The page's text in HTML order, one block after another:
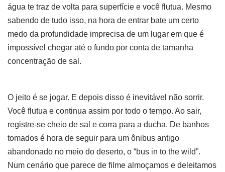
água te traz de volta para superfície e você flutua. Mesmo
sabendo de tudo isso, na hora de entrar bate um certo
medo da profundidade imprecisa de um lugar em que é
impossível chegar até o fundo por conta de tamanha
concentração de sal.
O jeito é se jogar. E depois disso é inevitável não sorrir.
Você flutua e continua assim por todo o tempo. Ao sair,
registre-se cheio de sal e corra para a ducha. De banhos
tomados é hora de seguir para um ônibus antigo
abandonado no meio do deserto, o “bus in to the wild”.
Num cenário que parece de filme almoçamos e deleitamos